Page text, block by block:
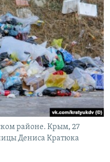
районе. Крым, 27
Дениса Кратюка